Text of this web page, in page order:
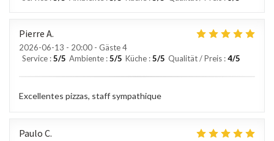
Pierre A
2026-06-13 - 20:00 - Gäste 4
Service :5/5 Ambiente :5/5 Küche :5/5 Qualität / Preis :4/5
Excellentes pizzas, staff sympathique
Paulo C